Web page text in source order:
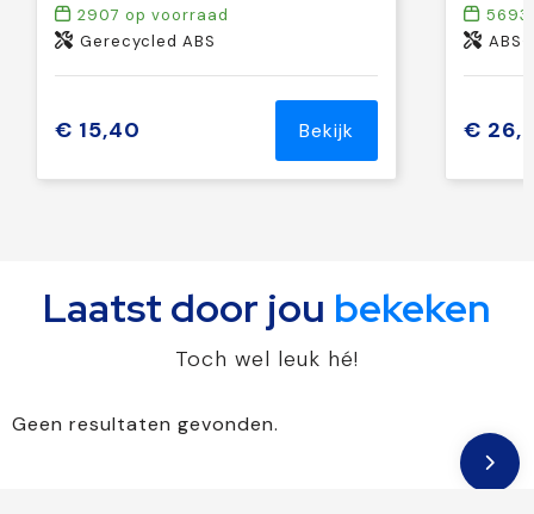
2907 op voorraad
Gerecycled ABS
€ 15,40 Bekijk
5693
€
Laatst door jou bekeken
Toch wel leuk hé!
Geen resultaten gevonden.